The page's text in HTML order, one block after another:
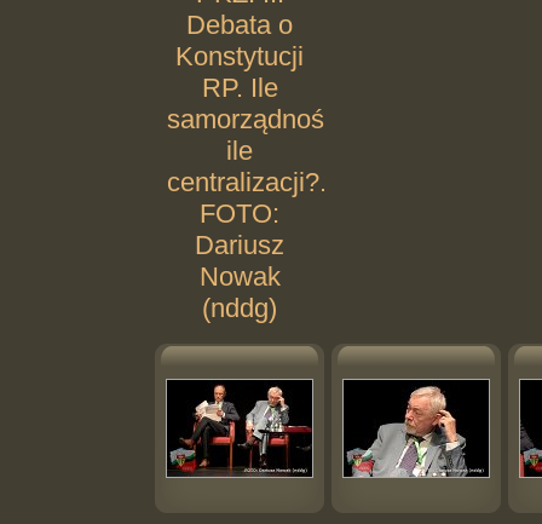
Debata o
Konstytucji
RP. Ile
samorządności,
ile
centralizacji?.
FOTO:
Dariusz
Nowak
(nddg)